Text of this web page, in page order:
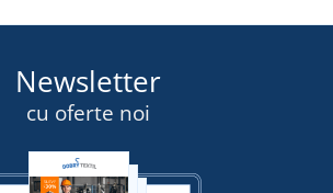
Newsletter
cu oferte noi